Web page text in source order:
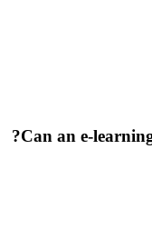
Can an e-